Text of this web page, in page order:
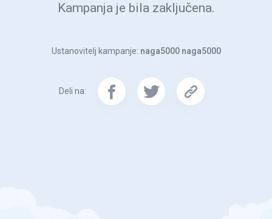
Kampanja je bila zaključena.
Ustanovitelj kampanje: naga5000 naga5000
Deli na: